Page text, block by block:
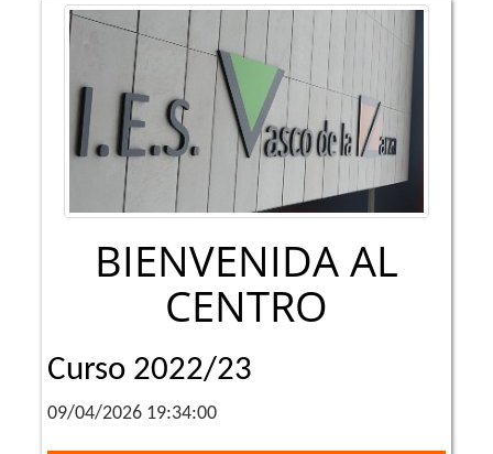
BIENVENIDA AL
CENTRO
Curso 2022/23
09/04/2026 19:34:00